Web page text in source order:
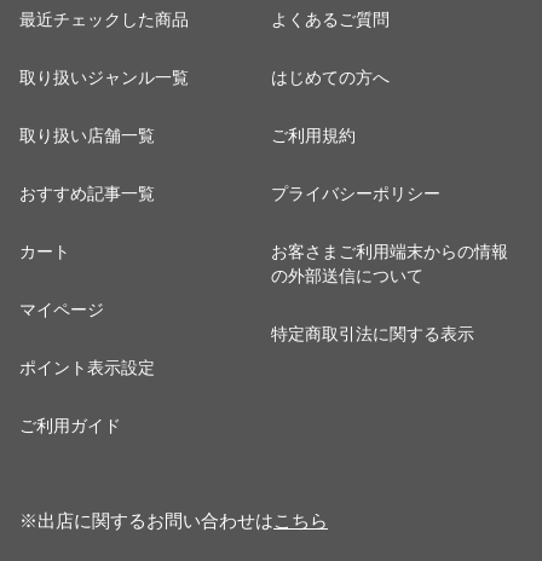
最近チェックした商品
取り扱いジャンル一覧
取り扱い店舗一覧
おすすめ記事一覧
カート
マイページ
ポイント表示設定
ご利用ガイド
よくあるご質問
はじめての方へ
ご利用規約
プライバシーポリシー
お客さまご利用端末からの情報
の外部送信について
特定商取引法に関する表示
※出店に関するお問い合わせはこちら